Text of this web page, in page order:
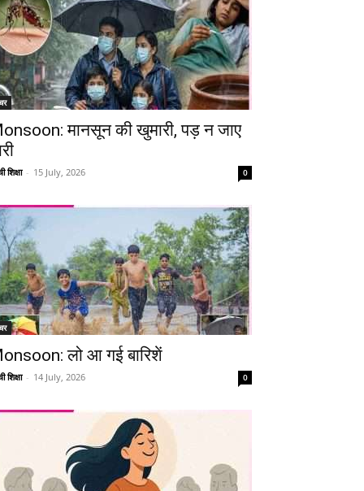
मानसून की खुमारी, पड़ न जाए
शिक्षा - 15 July, 2026 0
लो आ गई बारिशें
शिक्षा - 14 July, 2026 0